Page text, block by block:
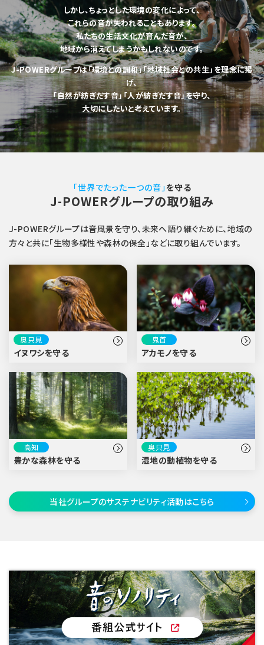
しかし、ちょっとした環境の変化によって、
これらの音が失われることもあります。
私たちの生活文化が育んだ音が、
地域から消えてしまうかもしれないのです。
J-POWERグループは「環境との調和」「地域社会との共生」を理念に掲
げ、
「自然が紡ぎだす音」「人が紡ぎだす音」を守り、
大切にしたいと考えています。
「世界でたった一つの音」を守る
J-POWERグループの取り組み
J-POWERグループは音風景を守り、未来へ語り継ぐために、地域の
方々と共に「生物多様性や森林の保全」などに取り組んでいます。
奥只見
イヌワシを守る
鬼首
アカモノを守る
高知
豊かな森林を守る
奥只見
湿地の動植物を守る
当社グループのサステナビリティ活動はこちら